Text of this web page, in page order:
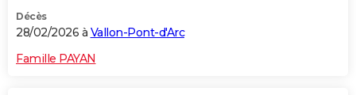
Décès
28/02/2026 à Vallon-Pont-d'Arc
Famille PAYAN